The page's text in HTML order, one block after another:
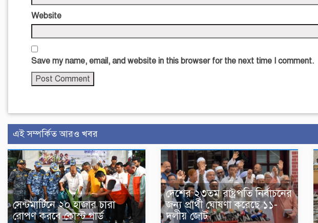
Website
Save my name, email, and website in this browser for the next time I comment.
এই সম্পর্কিত আরও খবর
সেন্টমার্টিনে ২০ হাজার চারা
রোপণ করবে কোস্ট গার্ড
দেশের ২৩তম রাষ্ট্রপতি নির্বাচনের
জন্য প্রার্থী ঘোষণা করেছে ১১-
দলীয় জোট